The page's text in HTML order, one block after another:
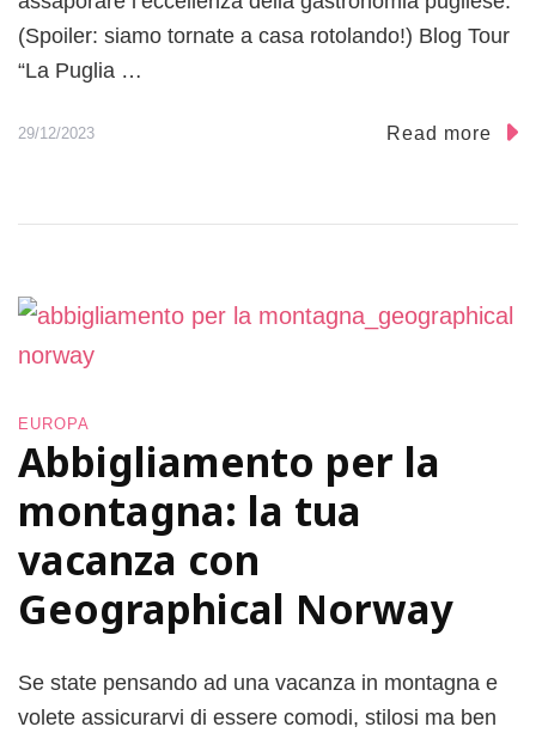
(Spoiler: siamo tornate a casa rotolando!) Blog Tour
“La Puglia …
29/12/2023 Read more
EUROPA
Abbigliamento per la
montagna: la tua
vacanza con
Geographical Norway
Se state pensando ad una vacanza in montagna e
volete assicurarvi di essere comodi, stilosi ma ben